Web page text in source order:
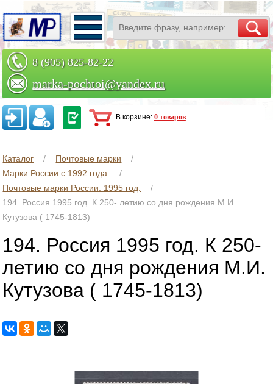
8 (905) 825-82-22
marka-pochtoi@yandex.ru
Заказать по телефону
В корзине: 0 товаров
Каталог
Почтовые марки
Марки России с 1992 года.
Почтовые марки России. 1995 год.
194. Россия 1995 год. К 250- летию со дня рождения М.И.
Кутузова ( 1745-1813)
194. Россия 1995 год. К 250-
летию со дня рождения М.И.
Кутузова ( 1745-1813)